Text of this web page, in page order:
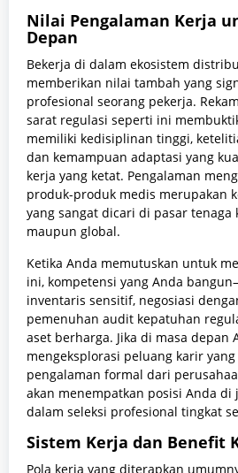
Nilai Pengalaman Kerja
Depan
Bekerja di dalam ekosistem
memberikan nilai tambah yang
profesional seorang pekerja.
sarat regulasi seperti ini
memiliki kedisiplinan tinggi,
dan kemampuan adaptasi yang
kerja yang ketat. Pengalaman
produk-produk medis merupakan
yang sangat dicari di pasar tenaga
maupun global.
Ketika Anda memutuskan untuk
ini, kompetensi yang Anda
inventaris sensitif, negosiasi
pemenuhan audit kepatuhan
aset berharga. Jika di masa depan
mengeksplorasi peluang karir
pengalaman formal dari
akan menempatkan posisi Anda
dalam seleksi profesional tingkat
Sistem Kerja dan Benefit
Pola kerja yang diterapkan